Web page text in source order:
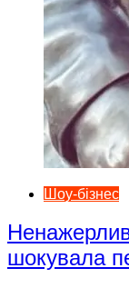
Шоу-бізнес
шокувала